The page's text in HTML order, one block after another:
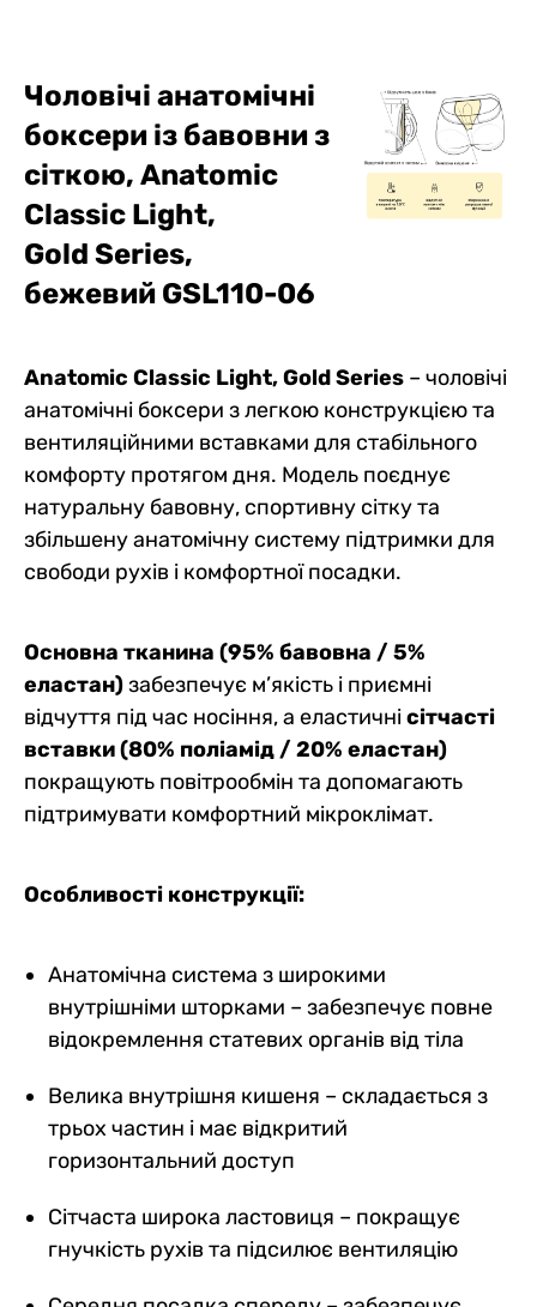
Чоловічі анатомічні
боксери із бавовни з
сіткою, Anatomic
Classic Light,
Gold Series,
бежевий GSL110-06
Anatomic Classic Light, Gold Series – чоловічі
анатомічні боксери з легкою конструкцією та
вентиляційними вставками для стабільного
комфорту протягом дня. Модель поєднує
натуральну бавовну, спортивну сітку та
збільшену анатомічну систему підтримки для
свободи рухів і комфортної посадки.
Основна тканина (95% бавовна / 5%
еластан)забезпечує м’якість і приємні
відчуття під час носіння, а еластичнісітчасті
вставки (80% поліамід / 20% еластан)
покращують повітрообмін та допомагають
підтримувати комфортний мікроклімат.
Особливості конструкції:
Анатомічна система з широкими
внутрішніми шторками – забезпечує повне
відокремлення статевих органів від тіла
Велика внутрішня кишеня – складається з
трьох частин і має відкритий
горизонтальний доступ
Сітчаста широка ластовиця – покращує
гнучкість рухів та підсилює вентиляцію